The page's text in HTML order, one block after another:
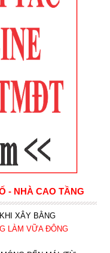
- NHÀ CAO TẦNG
XÂY BẰNG
LÀM VỮA ĐÔNG